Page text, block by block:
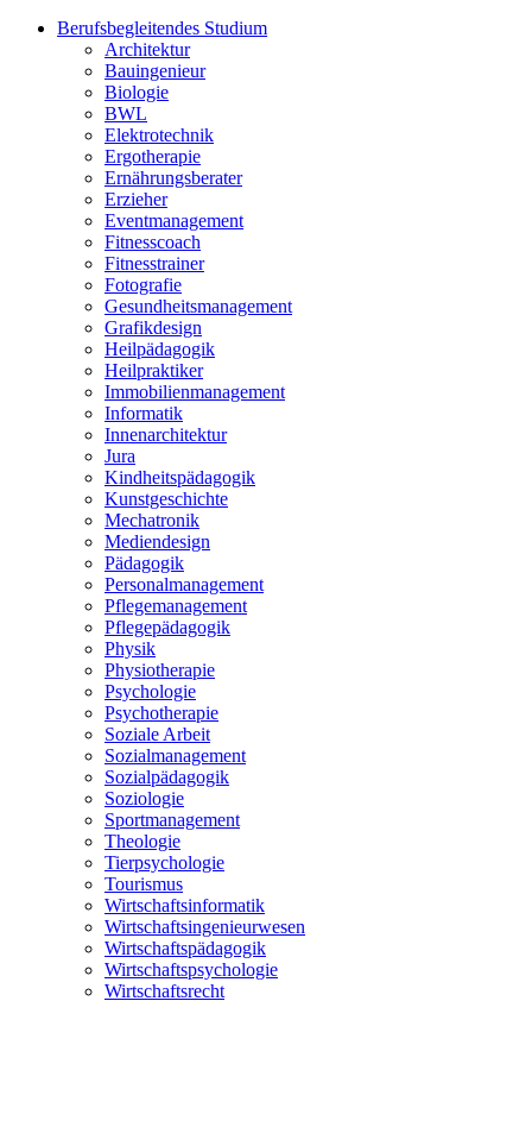
Berufsbegleitendes Studium
Architektur
Bauingenieur
Biologie
BWL
Elektrotechnik
Ergotherapie
Ernährungsberater
Erzieher
Eventmanagement
Fitnesscoach
Fitnesstrainer
Fotografie
Gesundheitsmanagement
Grafikdesign
Heilpädagogik
Heilpraktiker
Immobilienmanagement
Informatik
Innenarchitektur
Jura
Kindheitspädagogik
Kunstgeschichte
Mechatronik
Mediendesign
Pädagogik
Personalmanagement
Pflegemanagement
Pflegepädagogik
Physik
Physiotherapie
Psychologie
Psychotherapie
Soziale Arbeit
Sozialmanagement
Sozialpädagogik
Soziologie
Sportmanagement
Theologie
Tierpsychologie
Tourismus
Wirtschaftsinformatik
Wirtschaftsingenieurwesen
Wirtschaftspädagogik
Wirtschaftspsychologie
Wirtschaftsrecht